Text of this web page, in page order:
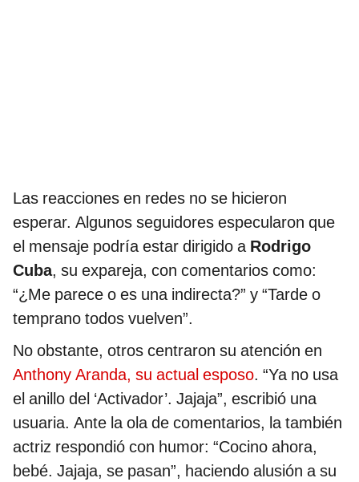
Las reacciones en redes no se hicieron
esperar. Algunos seguidores especularon que
el mensaje podría estar dirigido a Rodrigo
Cuba, su expareja, con comentarios como:
“¿Me parece o es una indirecta?” y “Tarde o
temprano todos vuelven”.
No obstante, otros centraron su atención en
Anthony Aranda, su actual esposo. “Ya no usa
el anillo del ‘Activador’. Jajaja”, escribió una
usuaria. Ante la ola de comentarios, la también
actriz respondió con humor: “Cocino ahora,
bebé. Jajaja, se pasan”, haciendo alusión a su